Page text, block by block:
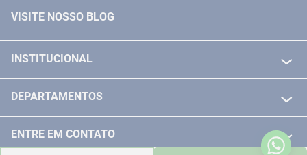
VISITE NOSSO BLOG
INSTITUCIONAL
POLITICA DE TROCA E DEVOLUÇÃO
DEPARTAMENTOS
FERRAMENTAS MANUIAIS
ENTRE EM CONTATO